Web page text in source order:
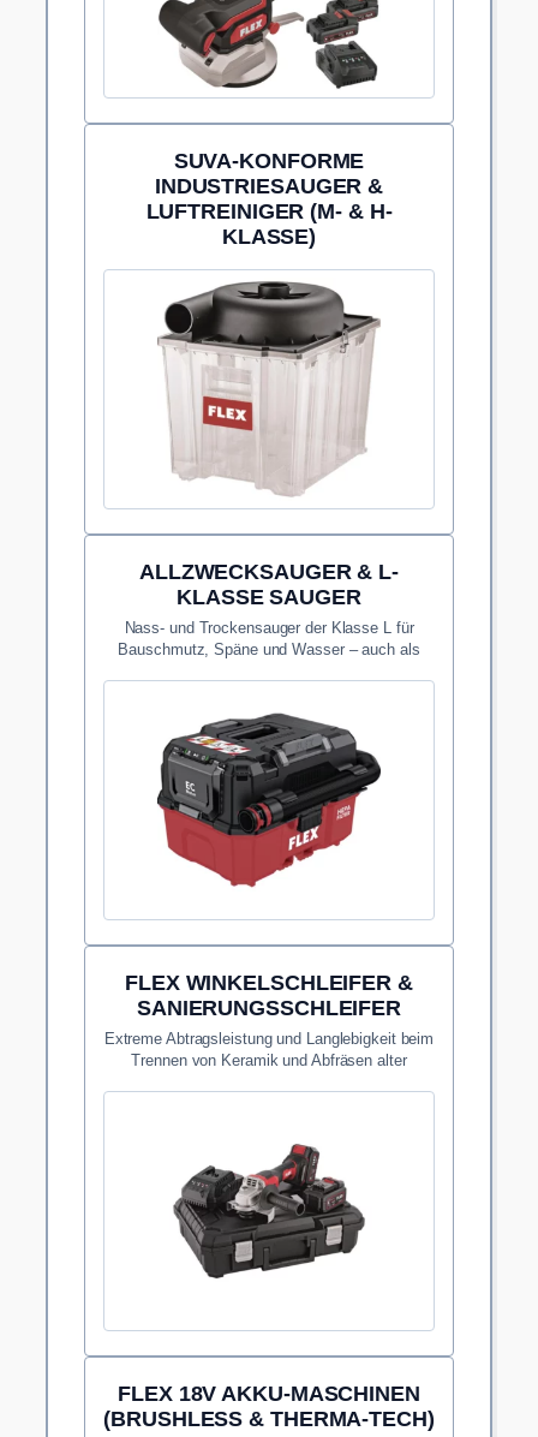
SUVA-KONFORME
INDUSTRIESAUGER &
LUFTREINIGER (M- & H-
KLASSE)
Empfohlene Absaugung der Staubklasse M für
gesundheitsschonendes Arbeiten auf Platz.
ALLZWECKSAUGER & L-
KLASSE SAUGER
Nass- und Trockensauger der Klasse L für
Bauschmutz, Späne und Wasser – auch als
FLEX WINKELSCHLEIFER &
SANIERUNGSSCHLEIFER
Extreme Abtragsleistung und Langlebigkeit beim
Trennen von Keramik und Abfräsen alter
FLEX 18V AKKU-MASCHINEN
(BRUSHLESS & THERMA-TECH)